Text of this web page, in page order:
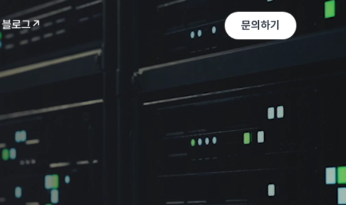
블로그↗ 문의하기
블로그↗ 문의하기